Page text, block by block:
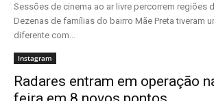
Sessões de cinema ao ar livre percorrem regiões
Dezenas de famílias do bairro Mãe Preta tiveram
diferente com...
Instagram
Radares entram em operação